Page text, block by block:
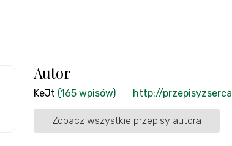
Autor
KeJt (165 wpisów) http://
Zobacz wszystkie przepisy autora